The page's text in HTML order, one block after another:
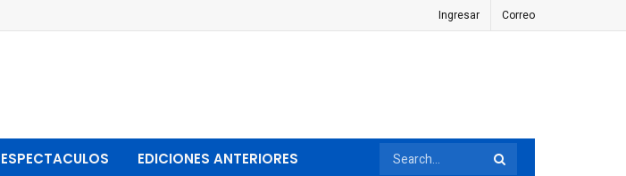
Ingresar Correo
ESPECTACULOS EDICIONES ANTERIORES